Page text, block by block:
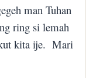
man Tuhan
ring si lemah
kita ije. Mari